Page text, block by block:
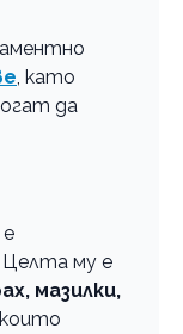
, като
да
Целта му е
мазилки,